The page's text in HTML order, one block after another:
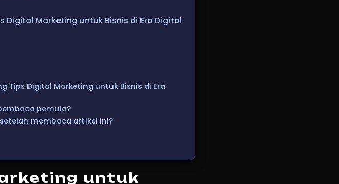
Digital Marketing untuk Bisnis di Era Digital
Digital Marketing untuk Bisnis di Era
pemula?
membaca artikel ini?
untuk